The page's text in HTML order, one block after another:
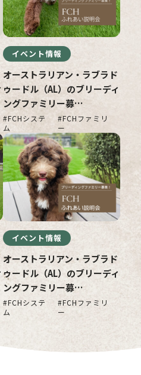
イベント情報
オーストラリアン・ラブラド
ゥードル（AL）のブリーディ
ングファミリー募…
FCHシステ
ム
FCHファミリ
ー
イベント情報
オーストラリアン・ラブラド
ゥードル（AL）のブリーディ
ングファミリー募…
FCHシステ
ム
FCHファミリ
ー